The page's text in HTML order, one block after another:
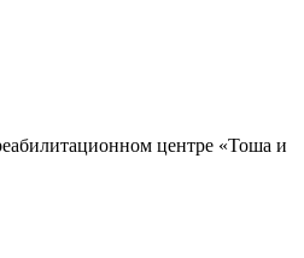
центре «Тоша и